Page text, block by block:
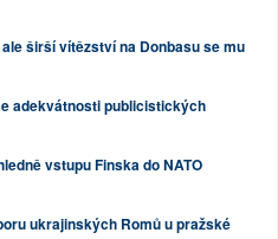
širší vítězství na Donbasu se mu
adekvátnosti publicistických
vstupu Finska do NATO
ukrajinských Romů u pražské